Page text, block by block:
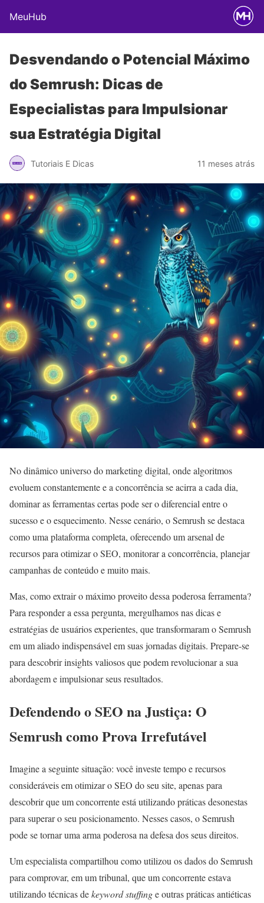
MeuHub
Desvendando o Potencial Máximo
do Semrush: Dicas de
Especialistas para Impulsionar
sua Estratégia Digital
Tutoriais E Dicas 11 meses atrás
No dinâmico universo do marketing digital, onde algoritmos
evoluem constantemente e a concorrência se acirra a cada dia,
dominar as ferramentas certas pode ser o diferencial entre o
sucesso e o esquecimento. Nesse cenário, o Semrush se destaca
como uma plataforma completa, oferecendo um arsenal de
recursos para otimizar o SEO, monitorar a concorrência, planejar
campanhas de conteúdo e muito mais.
Mas, como extrair o máximo proveito dessa poderosa ferramenta?
Para responder a essa pergunta, mergulhamos nas dicas e
estratégias de usuários experientes, que transformaram o Semrush
em um aliado indispensável em suas jornadas digitais. Prepare-se
para descobrir insights valiosos que podem revolucionar a sua
abordagem e impulsionar seus resultados.
Defendendo o SEO na Justiça: O
Semrush como Prova Irrefutável
Imagine a seguinte situação: você investe tempo e recursos
consideráveis em otimizar o SEO do seu site, apenas para
descobrir que um concorrente está utilizando práticas desonestas
para superar o seu posicionamento. Nesses casos, o Semrush
pode se tornar uma arma poderosa na defesa dos seus direitos.
Um especialista compartilhou como utilizou os dados do Semrush
para comprovar, em um tribunal, que um concorrente estava
utilizando técnicas dekeyword stuffinge outras práticas antiéticas